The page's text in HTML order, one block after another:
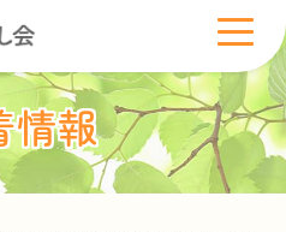
情報